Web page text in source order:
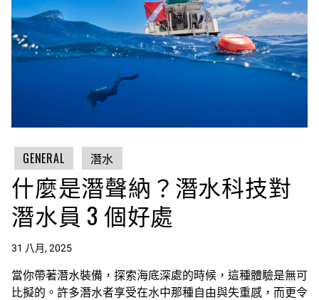
GENERAL 潛水
什麼是潛聲納？潛水科技對
潛水員 3 個好處
31 八月, 2025
當你帶著潛水裝備，探索海底深處的時候，這種體驗是無可
比擬的。許多潛水者享受在水中那種自由與失重感，而更令